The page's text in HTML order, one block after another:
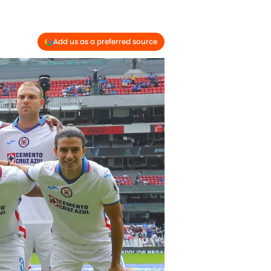
Add us as a preferred source